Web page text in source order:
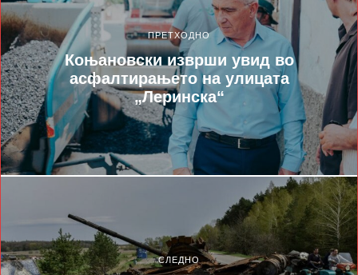
ПРЕТХОДНО
Коњановски изврши увид во
асфалтирањето на улицата
„Леринска“
СЛЕДНО